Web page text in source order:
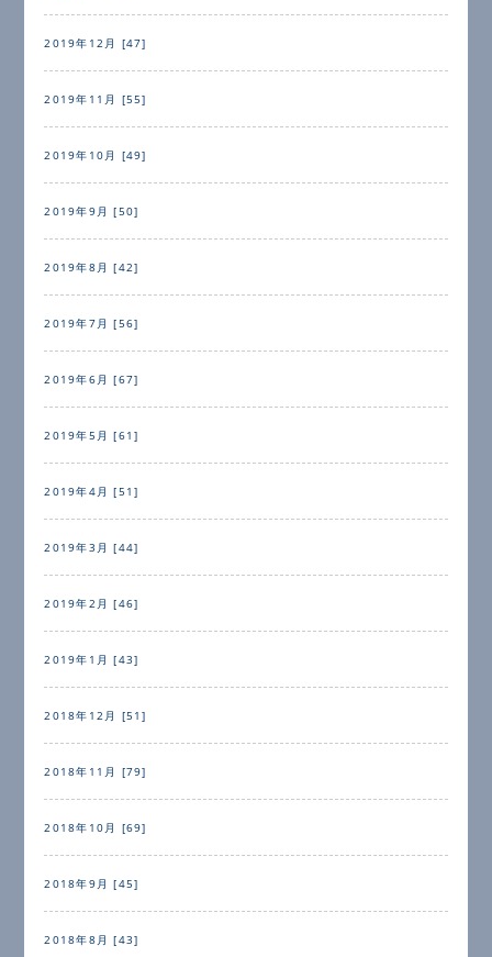
2019年12月 [47]
2019年11月 [55]
2019年10月 [49]
2019年9月 [50]
2019年8月 [42]
2019年7月 [56]
2019年6月 [67]
2019年5月 [61]
2019年4月 [51]
2019年3月 [44]
2019年2月 [46]
2019年1月 [43]
2018年12月 [51]
2018年11月 [79]
2018年10月 [69]
2018年9月 [45]
2018年8月 [43]